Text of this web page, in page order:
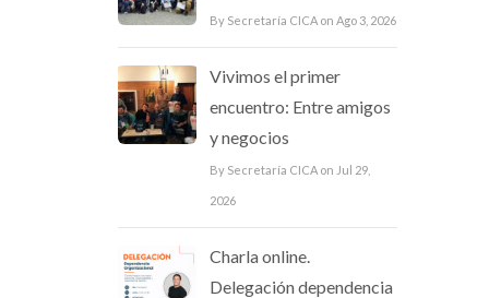
By Secretaría CICA on Ago 3, 2026
Vivimos el primer
encuentro: Entre amigos
y negocios
By Secretaría CICA on Jul 29,
2026
Charla online.
Delegación dependencia